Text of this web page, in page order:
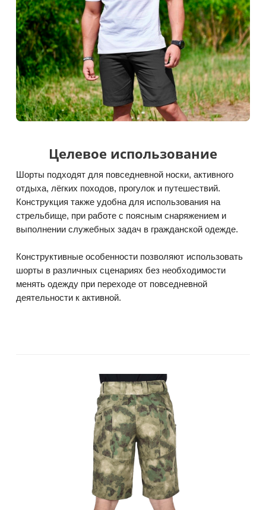
Целевое использование
Шорты подходят для повседневной носки, активного
отдыха, лёгких походов, прогулок и путешествий.
Конструкция также удобна для использования на
стрельбище, при работе с поясным снаряжением и
выполнении служебных задач в гражданской одежде.
Конструктивные особенности позволяют использовать
шорты в различных сценариях без необходимости
менять одежду при переходе от повседневной
деятельности к активной.